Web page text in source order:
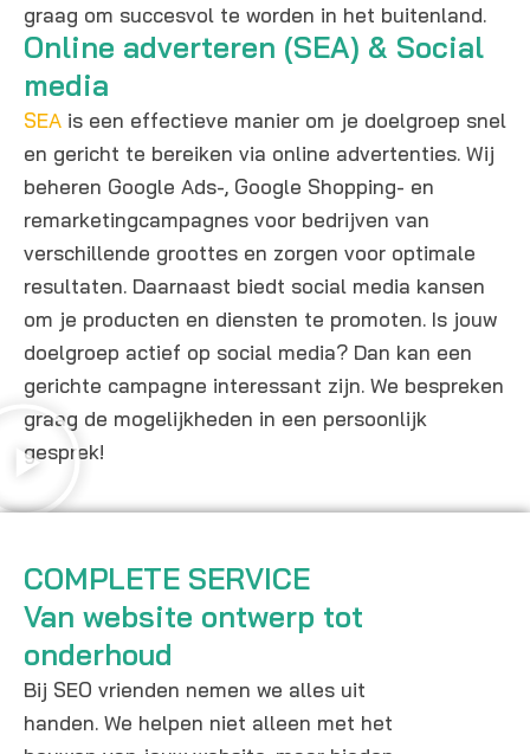
graag om succesvol te worden in het buitenland.
Online adverteren (SEA) & Social
media
SEA is een effectieve manier om je doelgroep snel
en gericht te bereiken via online advertenties. Wij
beheren Google Ads-, Google Shopping- en
remarketingcampagnes voor bedrijven van
verschillende groottes en zorgen voor optimale
resultaten. Daarnaast biedt social media kansen
om je producten en diensten te promoten. Is jouw
doelgroep actief op social media? Dan kan een
gerichte campagne interessant zijn. We bespreken
graag de mogelijkheden in een persoonlijk
gesprek!
COMPLETE SERVICE
Van website ontwerp tot
onderhoud
Bij SEO vrienden nemen we alles uit
handen. We helpen niet alleen met het